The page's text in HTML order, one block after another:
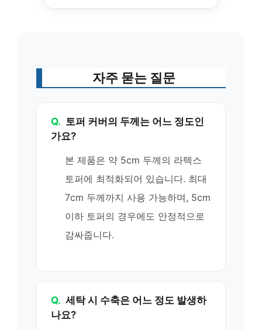
자주 묻는 질문
Q. 토퍼 커버의 두께는 어느 정도인
가요?
본 제품은 약 5cm 두께의 라텍스
토퍼에 최적화되어 있습니다. 최대
7cm 두께까지 사용 가능하며, 5cm
이하 토퍼의 경우에도 안정적으로
감싸줍니다.
Q. 세탁 시 수축은 어느 정도 발생하
나요?